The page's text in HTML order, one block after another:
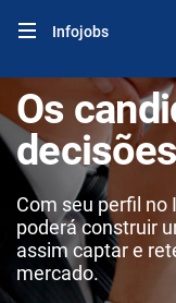
Infojobs
Os
Com seu perfil no
poderá construir
assim captar e
mercado.